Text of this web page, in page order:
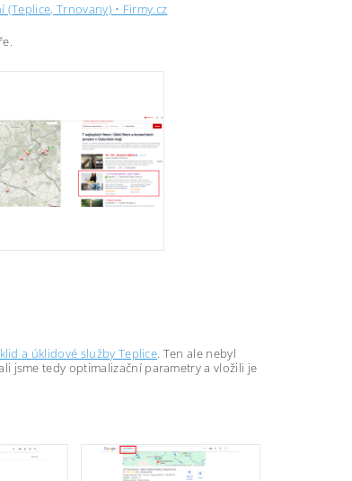
(Teplice, Trnovany) • Firmy.cz
a úklidové služby Teplice. Ten ale nebyl
jsme tedy optimalizační parametry a vložili je